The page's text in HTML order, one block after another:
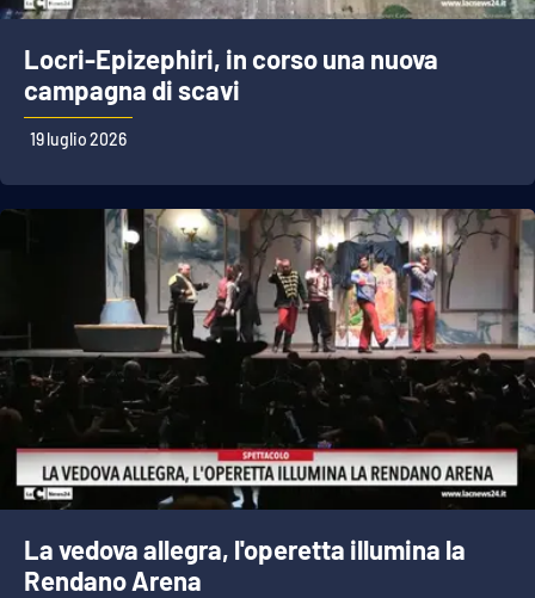
Locri-Epizephiri, in corso una nuova
campagna di scavi
19 luglio 2026
La vedova allegra, l'operetta illumina la
Rendano Arena